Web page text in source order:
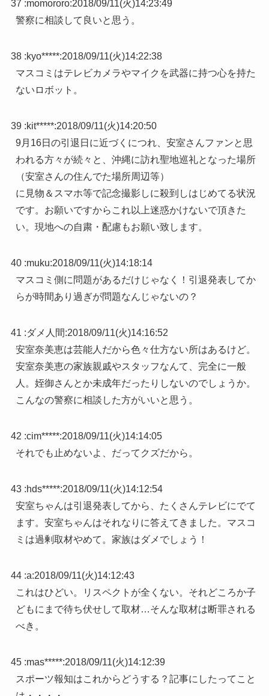
37 :momororo:2018/09/11(火)14:23:49
警察に相談して良いと思う。
38 :kyo*****:2018/09/11(火)14:22:38
マスコミはテレビカメラやマイクを武器に持つ心を持た
ないロボット。
39 :kit*****:2018/09/11(火)14:20:50
9月16日の引退日に近づくにつれ、安室さんファンと思
われる方々が続々と、沖縄に訪れ聖地巡礼となった場所
（安室さんの住んでた場所周辺等）
に見物＆スマホ等で記念撮影しに殺到しはじめてる状況
です。お願いですからこれ以上迷惑かけないで頂きた
い。現地への自粛・配慮もお願い致します。
40 :muku:2018/09/11(火)14:18:14
マスコミ側に問題があるだけじゃなく！引退発表してか
らが時間あり過ぎが問題なんじゃないの？
41 :ダメ人間:2018/09/11(火)14:16:52
安室奈美恵は芸能人だから色々仕方ない所はあるけど。
安室奈美恵の家族親戚やスタッフなんて、完全に一般
人。姪御さんとか未成年だったりしないのでしょうか。
こんなの警察に相談した方がいいと思う。
42 :cim*****:2018/09/11(火)14:14:05
それでも止めないよ、だってクズだから。
43 :hds*****:2018/09/11(火)14:12:54
安室ちゃんは引退発表してから、たくさんテレビにでて
ます。安室ちゃんはそれなりに答えてきました。マスコ
ミは過剰取材やめて。家族はダメでしょう！
44 :a:2018/09/11(火)14:12:43
これはひどい。リスペクトが全くない。それどころか子
どもにまで待ち伏せして取材…そんな取材は断罪される
べき。
45 :mas*****:2018/09/11(火)14:12:39
スポーツ報知はこれからどうする？記事にしたってこと